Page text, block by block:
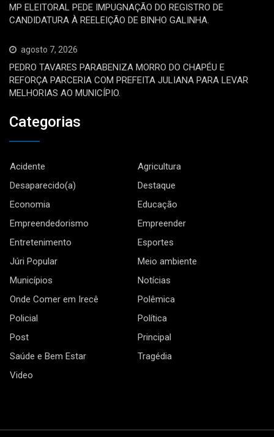
MP ELEITORAL PEDE IMPUGNAÇÃO DO REGISTRO DE
CANDIDATURA À REELEIÇÃO DE BINHO GALINHA.
agosto 7, 2026
PEDRO TAVARES PARABENIZA MORRO DO CHAPÉU E
REFORÇA PARCERIA COM PREFEITA JULIANA PARA LEVAR
MELHORIAS AO MUNICÍPIO.
Categorias
Acidente
Agricultura
Desaparecido(a)
Destaque
Economia
Educação
Empreendedorismo
Empreender
Entretenimento
Esportes
Júri Popular
Meio ambiente
Municípios
Notícias
Onde Comer em Irecê
Polêmica
Policial
Política
Post
Principal
Saúde e Bem Estar
Tragédia
Video